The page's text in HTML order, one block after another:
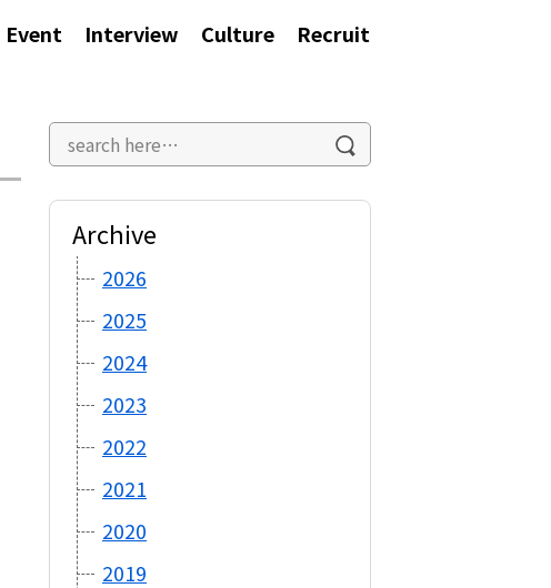
Event Interview Culture Recruit
Archive
2026
2025
2024
2023
2022
2021
2020
2019